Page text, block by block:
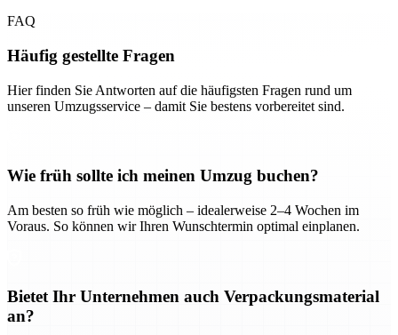
FAQ
Häufig gestellte Fragen
Hier finden Sie Antworten auf die häufigsten Fragen rund um
unseren Umzugsservice – damit Sie bestens vorbereitet sind.
Wie früh sollte ich meinen Umzug buchen?
Am besten so früh wie möglich – idealerweise 2–4 Wochen im
Voraus. So können wir Ihren Wunschtermin optimal einplanen.
Bietet Ihr Unternehmen auch Verpackungsmaterial
an?